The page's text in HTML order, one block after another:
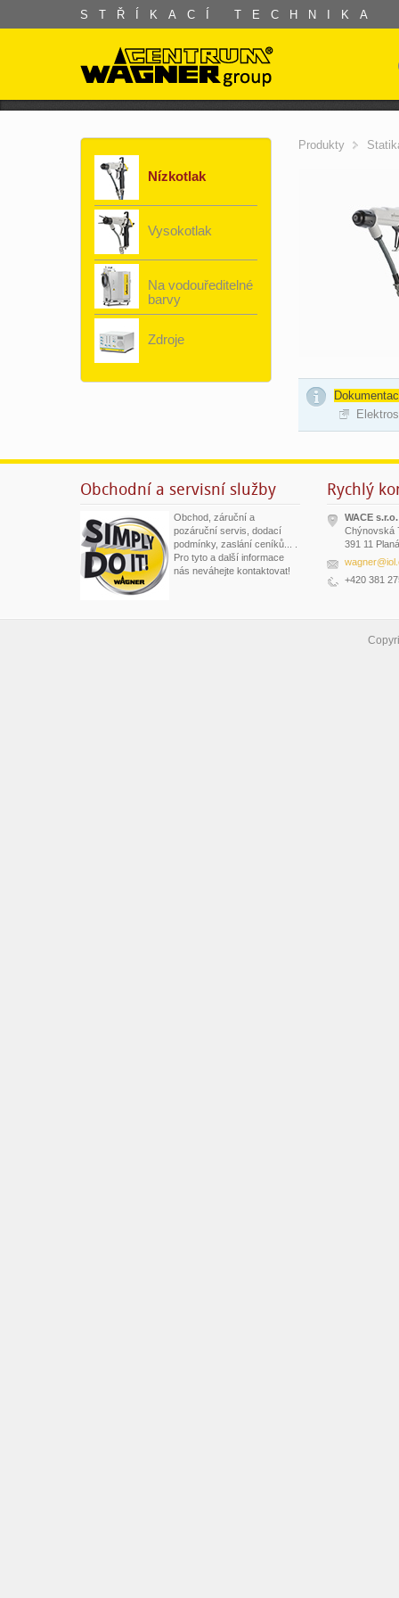
STŘÍKACÍ TECHNIKA
Produkty
Nízkotlak
Vysokotlak
Na vodouředitelné
barvy
Zdroje
Obchodní a servisní služby
Obchod, záruční a
pozáruční servis, dodací
podmínky, zaslání ceníků... .
Pro tyto a další informace
nás neváhejte kontaktovat!
Rychlý
WACE s.r.o.
Chýnovská
391 11
+420 381